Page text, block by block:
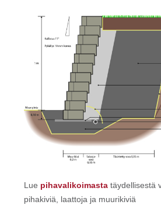
Lue pihavalikoimasta täydellisestä
pihakiviä, laattoja ja muurikiviä